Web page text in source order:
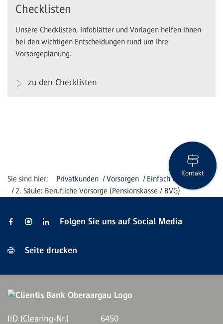
Checklisten
Unsere Checklisten, Infoblätter und Vorlagen helfen Ihnen
bei den wichtigen Entscheidungen rund um Ihre
Vorsorgeplanung.
zu den Checklisten
Privatkunden Vorsorgen
Einfach vorsorgen
2. Säule: Berufliche Vorsorge (Pensionskasse / BVG)
Kontakt
Folgen Sie uns auf Social Media
Seite drucken
IID (Clearing-Nr.)
6450